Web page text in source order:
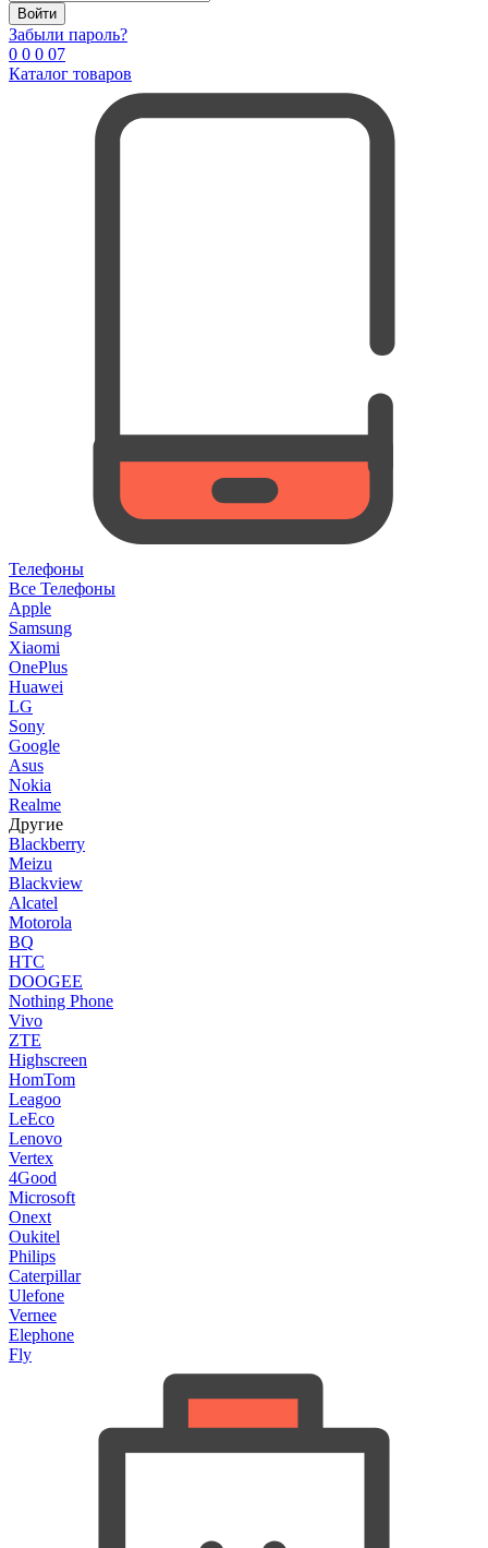
Войти
Забыли пароль?
0 0 0 07
Каталог товаров
Телефоны
Все Телефоны
Apple
Samsung
Xiaomi
OnePlus
Huawei
LG
Sony
Google
Asus
Nokia
Realme
Другие
Blackberry
Meizu
Blackview
Alcatel
Motorola
BQ
HTC
DOOGEE
Nothing Phone
Vivo
ZTE
Highscreen
HomTom
Leagoo
LeEco
Lenovo
Vertex
4Good
Microsoft
Onext
Oukitel
Philips
Caterpillar
Ulefone
Vernee
Elephone
Fly